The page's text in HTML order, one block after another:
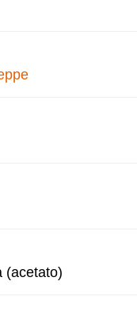
(acetato)